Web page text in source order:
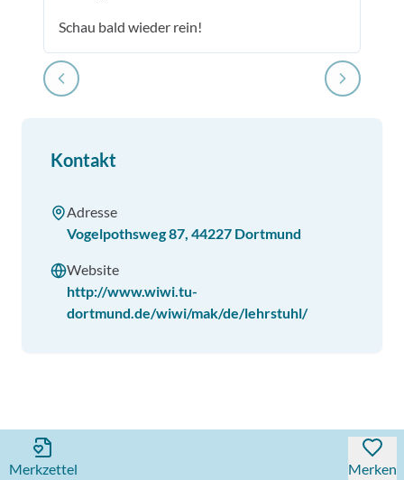
Schau bald wieder rein!
Kontakt
Adresse
Vogelpothsweg 87, 44227 Dortmund
Website
http://www.wiwi.tu-
dortmund.de/wiwi/mak/de/lehrstuhl/
Merkzettel Merken